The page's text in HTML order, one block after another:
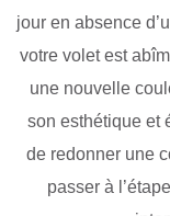
jour en absence
votre volet est
une nouvelle
son esthétique et
de redonner une
passer à